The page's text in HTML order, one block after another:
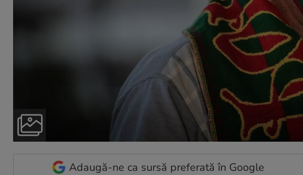
Adaugă-ne ca sursă preferată în Google